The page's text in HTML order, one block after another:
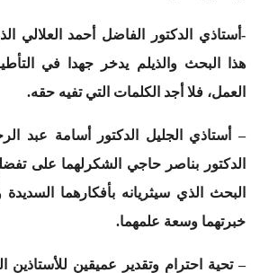
-أستاذي الدكتور الفاضل أحمد العلالي
هذا البحث والذيلم يدخر جهدا في
العمل، فلا أجد الكلمات التي تفيه حقه.
– أستاذي الجليل الدكتور أسامة عبد
الدكتور
بناصر حاجي الشكرلهما على
البحث الذي سيثريانه بأفكارهما السديدة
خبرتهما وسعة علمهما.
– تحية احترام وتقدير عميقين للأستاذين